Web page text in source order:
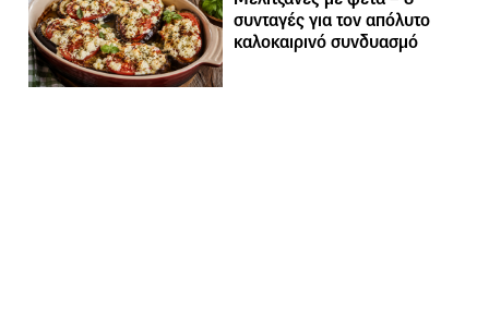
συνταγές για τον απόλυτο
καλοκαιρινό συνδυασμό